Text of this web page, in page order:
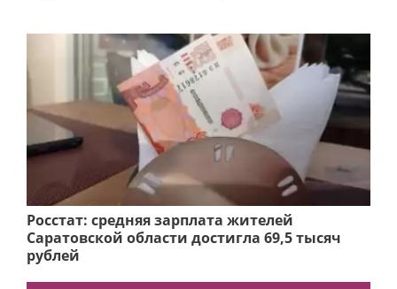
Росстат: средняя зарплата жителей
Саратовской области достигла 69,5 тысяч
рублей